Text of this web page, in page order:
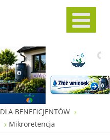
DLA BENEFICJENTÓW
Mikroretencja